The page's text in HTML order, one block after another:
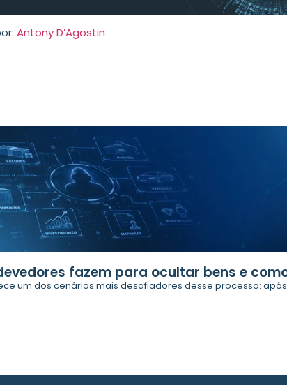
Antony D’Agostin
fazem para ocultar bens e
um dos cenários mais desafiadores desse processo: